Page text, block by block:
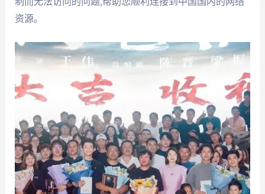
资源。